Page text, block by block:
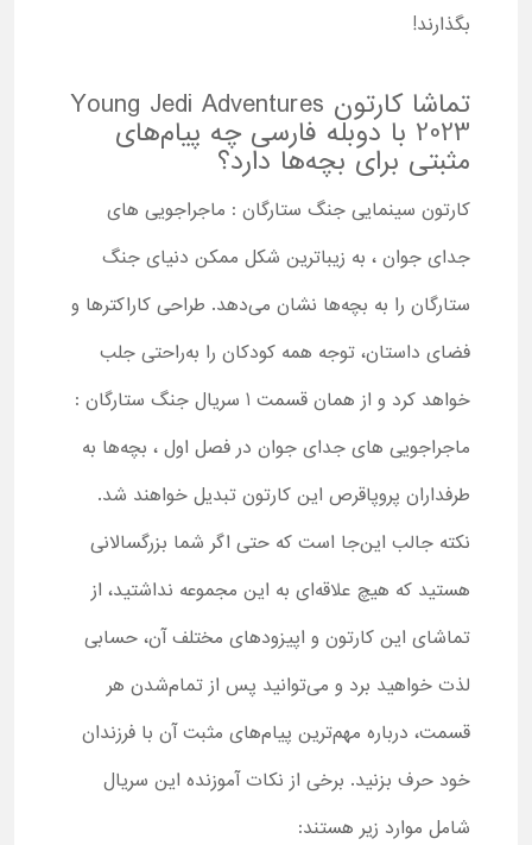
بگذارند!
تماشا کارتون Young Jedi Adventures
2023 با دوبله فارسی چه پیام‌های
مثبتی برای بچه‌ها دارد؟
کارتون سینمایی جنگ ستارگان : ماجراجویی های
جدای جوان ، به زیباترین شکل ممکن دنیای جنگ
ستارگان را به بچه‌ها نشان می‌دهد. طراحی کاراکترها و
فضای داستان، توجه همه کودکان را به‌راحتی جلب
خواهد کرد و از همان قسمت 1 سریال جنگ ستارگان :
ماجراجویی های جدای جوان در فصل اول ، بچه‌ها به
طرفداران پروپاقرص این کارتون تبدیل خواهند شد.
نکته جالب این‌جا است که حتی اگر شما بزرگسالانی
هستید که هیچ علاقه‌ای به این مجموعه نداشتید، از
تماشای این کارتون و اپیزودهای مختلف آن، حسابی
لذت خواهید برد و می‌توانید پس از تمام‌شدن هر
قسمت، درباره مهم‌ترین پیام‌های مثبت آن با فرزندان
خود حرف بزنید. برخی از نکات آموزنده این سریال
شامل موارد زیر هستند: